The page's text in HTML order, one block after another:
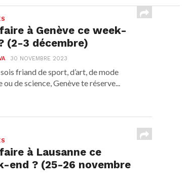
à Genève ce week-
(2-3 décembre)
30 NOVEMBRE 2023
friand de sport, d’art, de mode
ou de science, Genève te réserve...
à Lausanne ce
end ? (25-26 novembre